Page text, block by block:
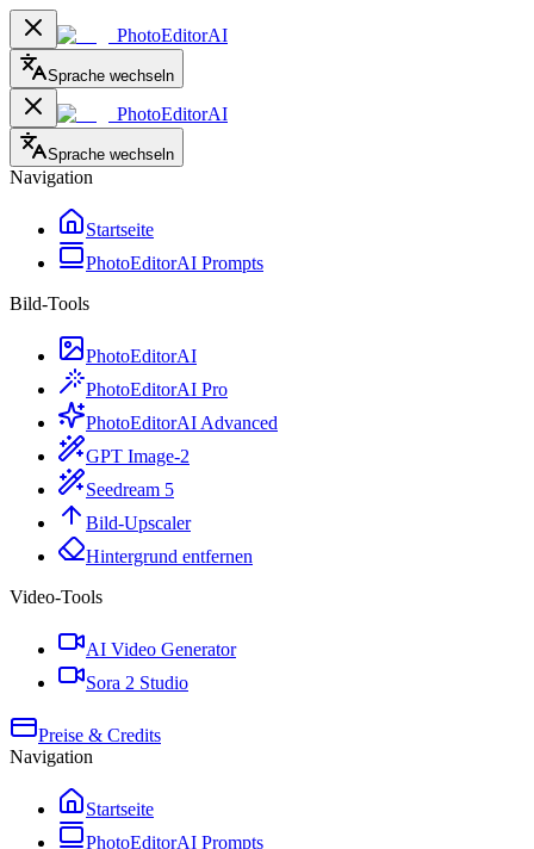
PhotoEditorAI
Sprache wechseln
PhotoEditorAI
Sprache wechseln
Navigation
Startseite
PhotoEditorAI Prompts
Bild-Tools
PhotoEditorAI
PhotoEditorAI Pro
PhotoEditorAI Advanced
GPT Image-2
Seedream 5
Bild-Upscaler
Hintergrund entfernen
Video-Tools
AI Video Generator
Sora 2 Studio
Preise & Credits
Navigation
Startseite
PhotoEditorAI Prompts